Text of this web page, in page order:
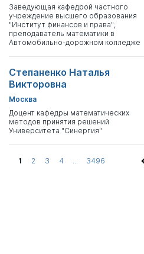
Заведующая кафедрой частного
учреждение высшего образования
"Институт финансов и права";
преподаватель математики в
Автомобильно-дорожном колледже
Степаненко Наталья
Викторовна
Москва
Доцент кафедры математических
методов принятия решений
Университета "Синергия"
1 2 3 4 ... 3496